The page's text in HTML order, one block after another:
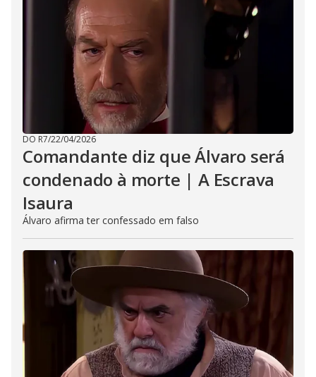
DO R7/22/04/2026
Comandante diz que Álvaro será
condenado à morte | A Escrava
Isaura
Álvaro afirma ter confessado em falso